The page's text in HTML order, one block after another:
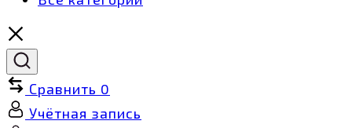
Сравнить 0
Учётная запись